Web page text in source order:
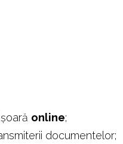
online;
documentelor;